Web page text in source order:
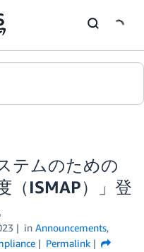
テムのための
（ISMAP）」登
in Announcements,
Permalink